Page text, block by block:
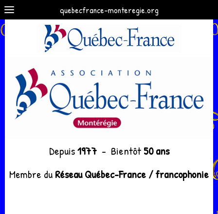
quebecfrance-monteregie.org
Depuis1977- Bientôt 50 ans
Membre du Réseau Québec-France / francophonie